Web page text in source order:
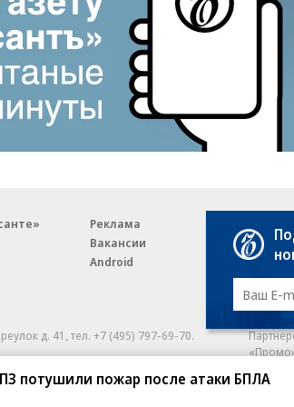
потушили пожар после атаки БПЛА
Реклама
Вакансии
Android
E-mail
д. 41,тел. +7 (495) 797-69-70.
kommersant.ru) зарегистрировано
технологий
На